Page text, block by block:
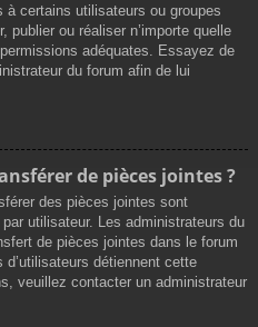
certains utilisateurs ou groupes
publier ou réaliser n’importe quelle
adéquates. Essayez de
du forum afin de lui
de pièces jointes ?
des pièces jointes sont
utilisateur. Les administrateurs du
de pièces jointes dans le forum
détiennent cette
veuillez contacter un administrateur